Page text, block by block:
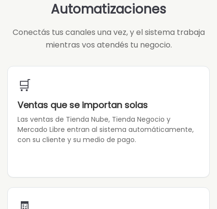
Automatizaciones
Conectás tus canales una vez, y el sistema trabaja
mientras vos atendés tu negocio.
🛒
Ventas que se importan solas
Las ventas de Tienda Nube, Tienda Negocio y
Mercado Libre entran al sistema automáticamente,
con su cliente y su medio de pago.